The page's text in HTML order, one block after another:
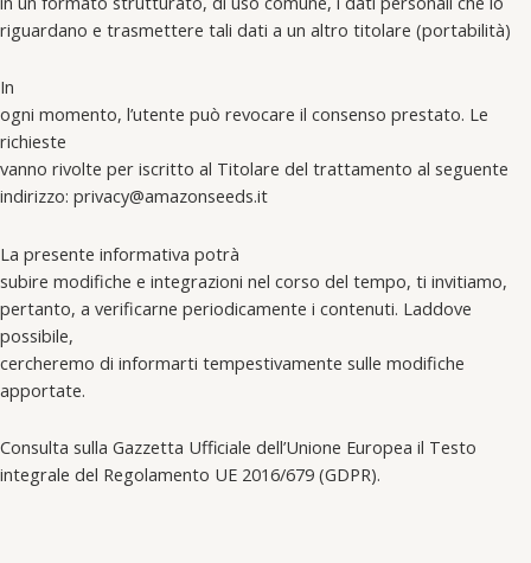
riguardano e trasmettere tali dati a un altro titolare (portabilità)
In
ogni momento, l’utente può revocare il consenso prestato. Le
richieste
vanno rivolte per iscritto al Titolare del trattamento al seguente
indirizzo: privacy@amazonseeds.it
La presente informativa potrà
subire modifiche e integrazioni nel corso del tempo, ti invitiamo,
pertanto, a verificarne periodicamente i contenuti. Laddove
possibile,
cercheremo di informarti tempestivamente sulle modifiche
apportate.
Consulta sulla Gazzetta Ufficiale dell’Unione Europea il Testo
integrale del Regolamento UE 2016/679 (GDPR).